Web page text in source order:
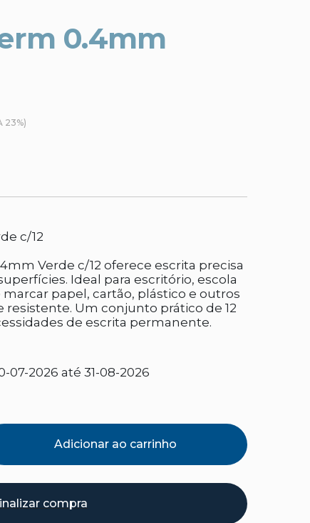
0.4mm
23%)
c/12
Verde c/12 oferece escrita precisa
Ideal para escritório, escola
papel, cartão, plástico e outros
Um conjunto prático de 12
de escrita permanente.
2026 até 31-08-2026
Adicionar ao carrinho
compra